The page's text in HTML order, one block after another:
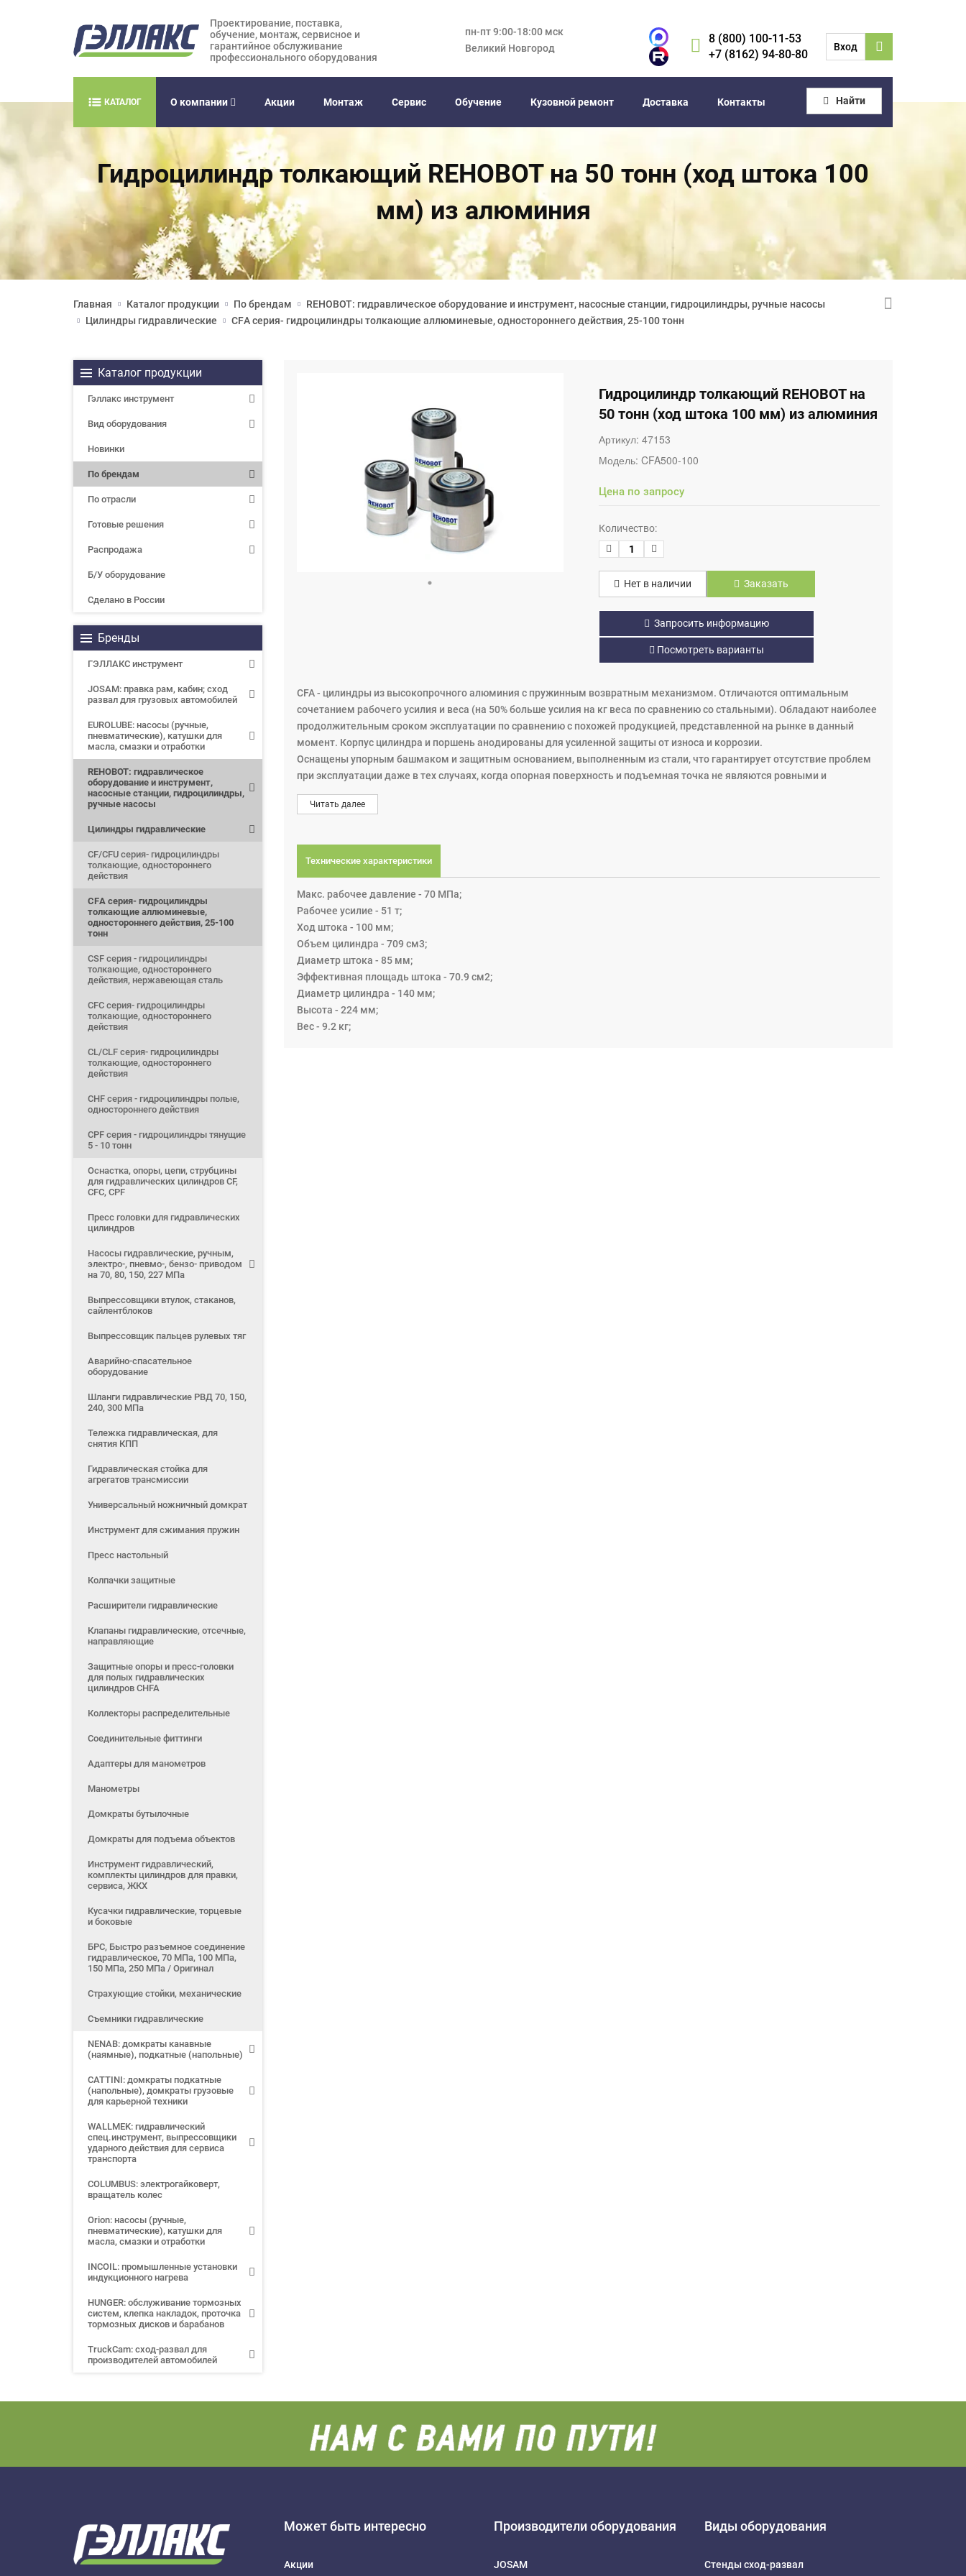
Проектирование, поставка,
обучение, монтаж, сервисное и
гарантийное обслуживание
профессионального оборудования
пн-пт 9:00-18:00 мск
Великий Новгород
8 (800) 100-11-53
+7 (8162) 94-80-80
Вход
КАТАЛОГ О компании Акции Монтаж Сервис Обучение Кузовной ремонт Доставка Контакты Найти
Гидроцилиндр толкающий REHOBOT на 50 тонн (ход штока 100
мм) из алюминия
Главная Каталог продукции По брендам
REHOBOT: гидравлическое оборудование и инструмент, насосные станции, гидроцилиндры, ручные насосы
Цилиндры гидравлические
CFА серия- гидроцилиндры толкающие аллюминевые, одностороннего действия, 25-100 тонн
Каталог продукции
Гэллакс инструмент
Вид оборудования
Новинки
По брендам
По отрасли
Готовые решения
Распродажа
Б/У оборудование
Сделано в России
Бренды
ГЭЛЛАКС инструмент
JOSAM: правка рам, кабин; сход
развал для грузовых автомобилей
EUROLUBE: насосы (ручные,
пневматические), катушки для
масла, смазки и отработки
REHOBOT: гидравлическое
оборудование и инструмент,
насосные станции, гидроцилиндры,
ручные насосы
Цилиндры гидравлические
CF/CFU серия- гидроцилиндры
толкающие, одностороннего
действия
CFА серия- гидроцилиндры
толкающие аллюминевые,
одностороннего действия, 25-100
тонн
CSF серия - гидроцилиндры
толкающие, одностороннего
действия, нержавеющая сталь
CFС серия- гидроцилиндры
толкающие, одностороннего
действия
CL/CLF серия- гидроцилиндры
толкающие, одностороннего
действия
CHF серия - гидроцилиндры полые,
одностороннего действия
CPF серия - гидроцилиндры тянущие
5 - 10 тонн
Оснастка, опоры, цепи, струбцины
для гидравлических цилиндров CF,
CFC, CPF
Пресс головки для гидравлических
цилиндров
Насосы гидравлические, ручным,
электро-, пневмо-, бензо- приводом
на 70, 80, 150, 227 МПа
Выпрессовщики втулок, стаканов,
сайлентблоков
Выпрессовщик пальцев рулевых тяг
Аварийно-спасательное
оборудование
Шланги гидравлические РВД 70, 150,
240, 300 МПа
Тележка гидравлическая, для
снятия КПП
Гидравлическая стойка для
агрегатов трансмиссии
Универсальный ножничный домкрат
Инструмент для сжимания пружин
Пресс настольный
Колпачки защитные
Расширители гидравлические
Клапаны гидравлические, отсечные,
направляющие
Защитные опоры и пресс-головки
для полых гидравлических
цилиндров CHFA
Коллекторы распределительные
Соединительные фиттинги
Адаптеры для манометров
Манометры
Домкраты бутылочные
Домкраты для подъема объектов
Инструмент гидравлический,
комплекты цилиндров для правки,
сервиса, ЖКХ
Кусачки гидравлические, торцевые
и боковые
БРС, Быстро разъемное соединение
гидравлическое, 70 МПа, 100 МПа,
150 МПа, 250 МПа / Оригинал
Страхующие стойки, механические
Съемники гидравлические
NENAB: домкраты канавные
(наямные), подкатные (напольные)
CATTINI: домкраты подкатные
(напольные), домкраты грузовые
для карьерной техники
WALLMEK: гидравлический
спец.инструмент, выпрессовщики
ударного действия для сервиса
транспорта
COLUMBUS: электрогайковерт,
вращатель колес
Orion: насосы (ручные,
пневматические), катушки для
масла, смазки и отработки
INCOIL: промышленные установки
индукционного нагрева
HUNGER: обслуживание тормозных
систем, клепка накладок, проточка
тормозных дисков и барабанов
TruckCam: сход-развал для
производителей автомобилей
Гидроцилиндр толкающий REHOBOT на
50 тонн (ход штока 100 мм) из алюминия
Артикул:47153
Модель:CFA500-100
Цена по запросу
Количество:
Нет в наличии Заказать
Запросить информацию
Посмотреть варианты
CFA - цилиндры из высокопрочного алюминия с пружинным возвратным механизмом. Отличаются оптимальным
сочетанием рабочего усилия и веса (на 50% больше усилия на кг веса по сравнению со стальными). Обладают наиболее
продолжительным сроком эксплуатации по сравнению с похожей продукцией, представленной на рынке в данный
момент. Корпус цилиндра и поршень анодированы для усиленной защиты от износа и коррозии.
Оснащены упорным башмаком и защитным основанием, выполненным из стали, что гарантирует отсутствие проблем
при эксплуатации даже в тех случаях, когда опорная поверхность и подъемная точка не являются ровными и
параллельными.
Читать далее
Технические характеристики
Макс. рабочее давление - 70 МПа;
Рабочее усилие - 51 т;
Ход штока - 100 мм;
Объем цилиндра - 709 см3;
Диаметр штока - 85 мм;
Эффективная площадь штока - 70.9 см2;
Диаметр цилиндра - 140 мм;
Высота - 224 мм;
Вес - 9.2 кг;
Может быть интересно
Акции
Производители оборудования
JOSAM
Виды оборудования
Стенды сход-развал